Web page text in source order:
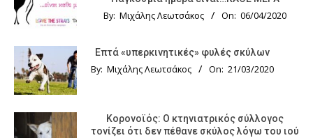
By: Μιχάλης Λεωτσάκος On: 06/04/2020
Επτά «υπερκινητικές» φυλές σκύλων
By: Μιχάλης Λεωτσάκος On: 21/03/2020
Κορονοϊός: Ο κτηνιατρικός σύλλογος
τονίζει ότι δεν πέθανε σκύλος λόγω του ιού